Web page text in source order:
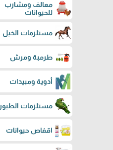
معالف ومشارب
للحيوانات
مستلزمات الخيل
طرمبة ومرش
أدوية ومبيدات
مستلزمات الطيور
اقفاص حيوانات